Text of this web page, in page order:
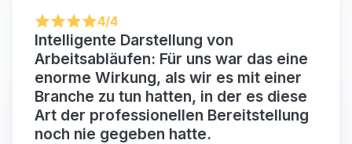
4/4
Intelligente Darstellung von
Arbeitsabläufen: Für uns war das eine
enorme Wirkung, als wir es mit einer
Branche zu tun hatten, in der es diese
Art der professionellen Bereitstellung
noch nie gegeben hatte.